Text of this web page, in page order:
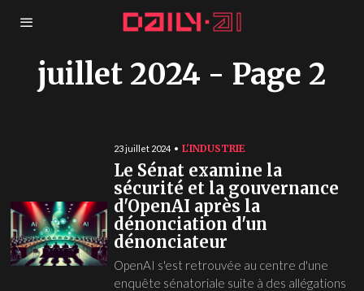
juillet 2024 - Page 2
23 juillet 2024 L'INDUSTRIE
Le Sénat examine la
sécurité et la gouvernance
d'OpenAI après la
dénonciation d'un
dénonciateur
OpenAI s'est retrouvée au centre d'une
enquête sénatoriale suite à des allégations